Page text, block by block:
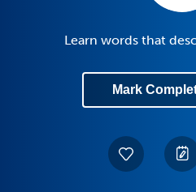
Learn words that
Mark